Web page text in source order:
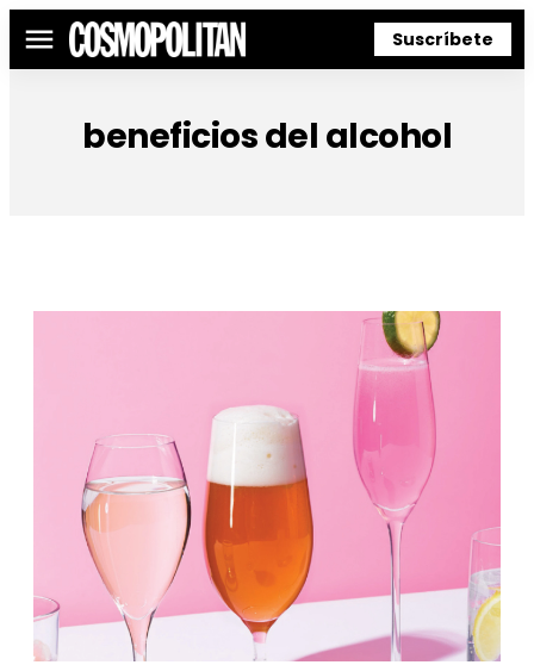
Menú Suscríbete
beneficios del alcohol